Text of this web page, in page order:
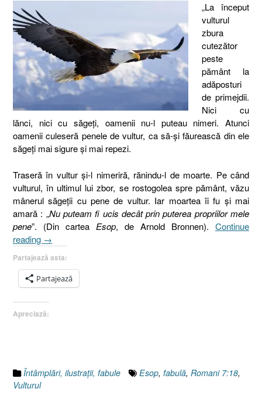
„La început
vulturul
zbura
cutezător
peste
pământ la
adăposturi
de primejdii.
Nici cu
lănci, nici cu săgeţi, oamenii nu-l puteau nimeri. Atunci
oamenii culeseră penele de vultur, ca să-şi făurească din ele
săgeţi mai sigure şi mai repezi.
Traseră în vultur şi-l nimeriră, rănindu-l de moarte. Pe când
vulturul, în ultimul lui zbor, se rostogolea spre pământ, văzu
mânerul săgeţii cu pene de vultur. Iar moartea îi fu şi mai
amară : „Nu puteam fi ucis decât prin puterea propriilor mele
pene”. (Din cartea Esop, de Arnold Bronnen). Continue
reading „15.
Romani
7:18”
→
Partajează asta:
Partajează
Apreciază:
Întâmplări, ilustraţii, fabule Esop, fabulă, Romani 7:18,
Vulturul